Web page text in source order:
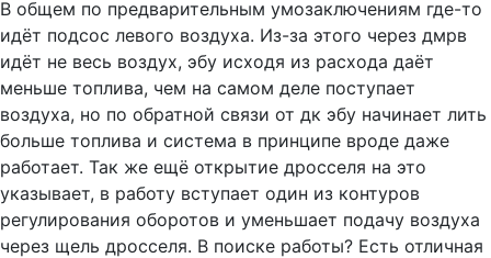
В общем по предварительным умозаключениям где-то
идёт подсос левого воздуха. Из-за этого через дмрв
идёт не весь воздух, эбу исходя из расхода даёт
меньше топлива, чем на самом деле поступает
воздуха, но по обратной связи от дк эбу начинает лить
больше топлива и система в принципе вроде даже
работает. Так же ещё открытие дросселя на это
указывает, в работу вступает один из контуров
регулирования оборотов и уменьшает подачу воздуха
через щель дросселя. В поиске работы? Есть отличная